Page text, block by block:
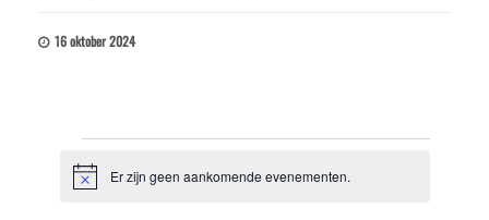
16 oktober 2024
Evenementen
BerichtEr zijn geen aankomende evenementen.